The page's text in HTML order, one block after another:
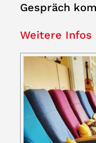
Gespräch
Weitere Infos